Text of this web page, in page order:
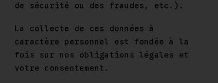
de sécurité ou des fraudes, etc.).
La collecte de ces données à
caractère personnel est fondée à la
fois sur nos obligations légales et
votre consentement.